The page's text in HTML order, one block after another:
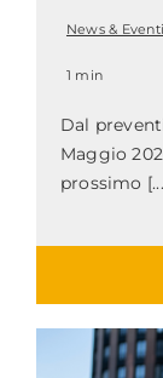
News & Eventi
1 min
Dal
Maggio
prossimo